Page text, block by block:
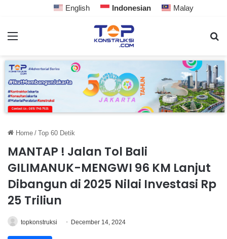
English Indonesian Malay
Home / Top 60 Detik
MANTAP ! Jalan Tol Bali
GILIMANUK-MENGWI 96 KM Lanjut
Dibangun di 2025 Nilai Investasi Rp
25 Triliun
topkonstruksi December 14, 2024